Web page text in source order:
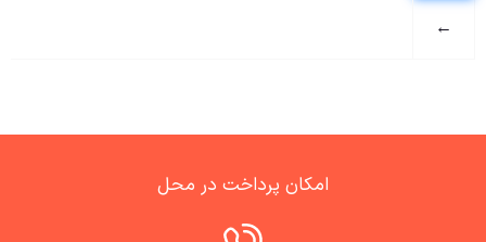
←
امکان پرداخت در محل